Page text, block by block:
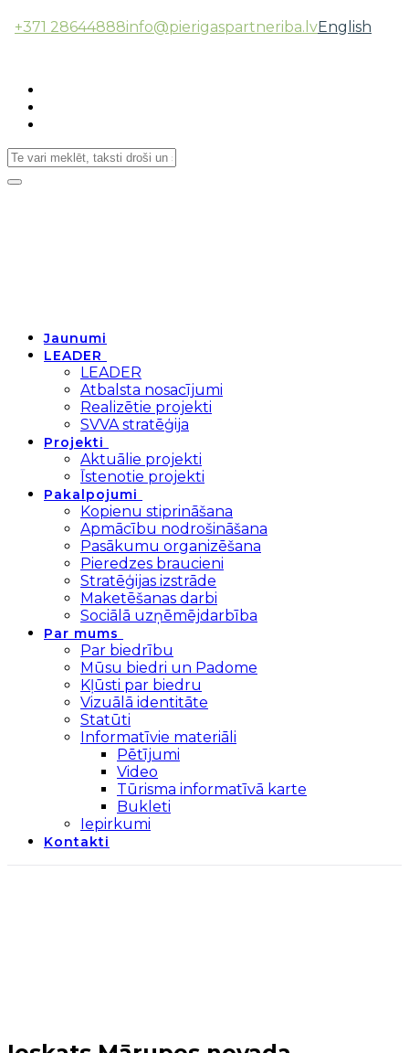
+371 28644888info@pierigaspartneriba.lvEnglish
Toggle
Jaunumi
LEADER
LEADER
Atbalsta nosacījumi
Realizētie projekti
SVVA stratēģija
Projekti
Aktuālie projekti
Īstenotie projekti
Pakalpojumi
Kopienu stiprināšana
Apmācību nodrošināšana
Pasākumu organizēšana
Pieredzes braucieni
Stratēģijas izstrāde
Maketēšanas darbi
Sociālā uzņēmējdarbība
Par mums
Par biedrību
Mūsu biedri un Padome
Kļūsti par biedru
Vizuālā identitāte
Statūti
Informatīvie materiāli
Pētījumi
Video
Tūrisma informatīvā karte
Bukleti
Iepirkumi
Kontakti